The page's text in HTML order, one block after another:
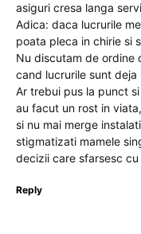
asiguri cresa langa
Adica: daca lucrurile
poata pleca in chirie si
Nu discutam de ordine
cand lucrurile sunt deja
Ar trebui pus la punct
au facut un rost in
si nu mai merge
stigmatizati mamele
decizii care sfarsesc
Reply